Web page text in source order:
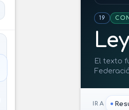
19
El texto
IR A